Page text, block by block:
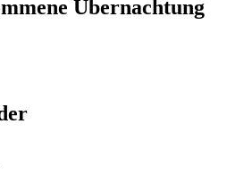
Übernachtung